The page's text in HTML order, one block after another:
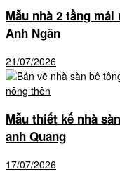
Mẫu nhà 2 tầng
Anh Ngân
21/07/2026
Mẫu thiết kế nhà
anh Quang
17/07/2026